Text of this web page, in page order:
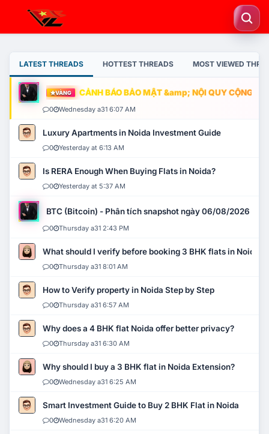
LATEST THREADS HOTTEST THREADS MOST VIEWED
VÀNG CẢNH BÁO BẢO MẬT &amp; NỘI QUY CỘNG
0 Wednesday a31 6:07 AM
Luxury Apartments in Noida Investment Guide
0 Yesterday at 6:13 AM
Is RERA Enough When Buying Flats in Noida?
0 Yesterday at 5:37 AM
BTC (Bitcoin) - Phân tích snapshot ngày 06/08/2026
0 Thursday a31 2:43 PM
What should I verify before booking 3 BHK flats in Noida?
0 Thursday a31 8:01 AM
How to Verify property in Noida Step by Step
0 Thursday a31 6:57 AM
Why does a 4 BHK flat Noida offer better privacy?
0 Thursday a31 6:30 AM
Why should I buy a 3 BHK flat in Noida Extension?
0 Wednesday a31 6:25 AM
Smart Investment Guide to Buy 2 BHK Flat in Noida
0 Wednesday a31 6:20 AM